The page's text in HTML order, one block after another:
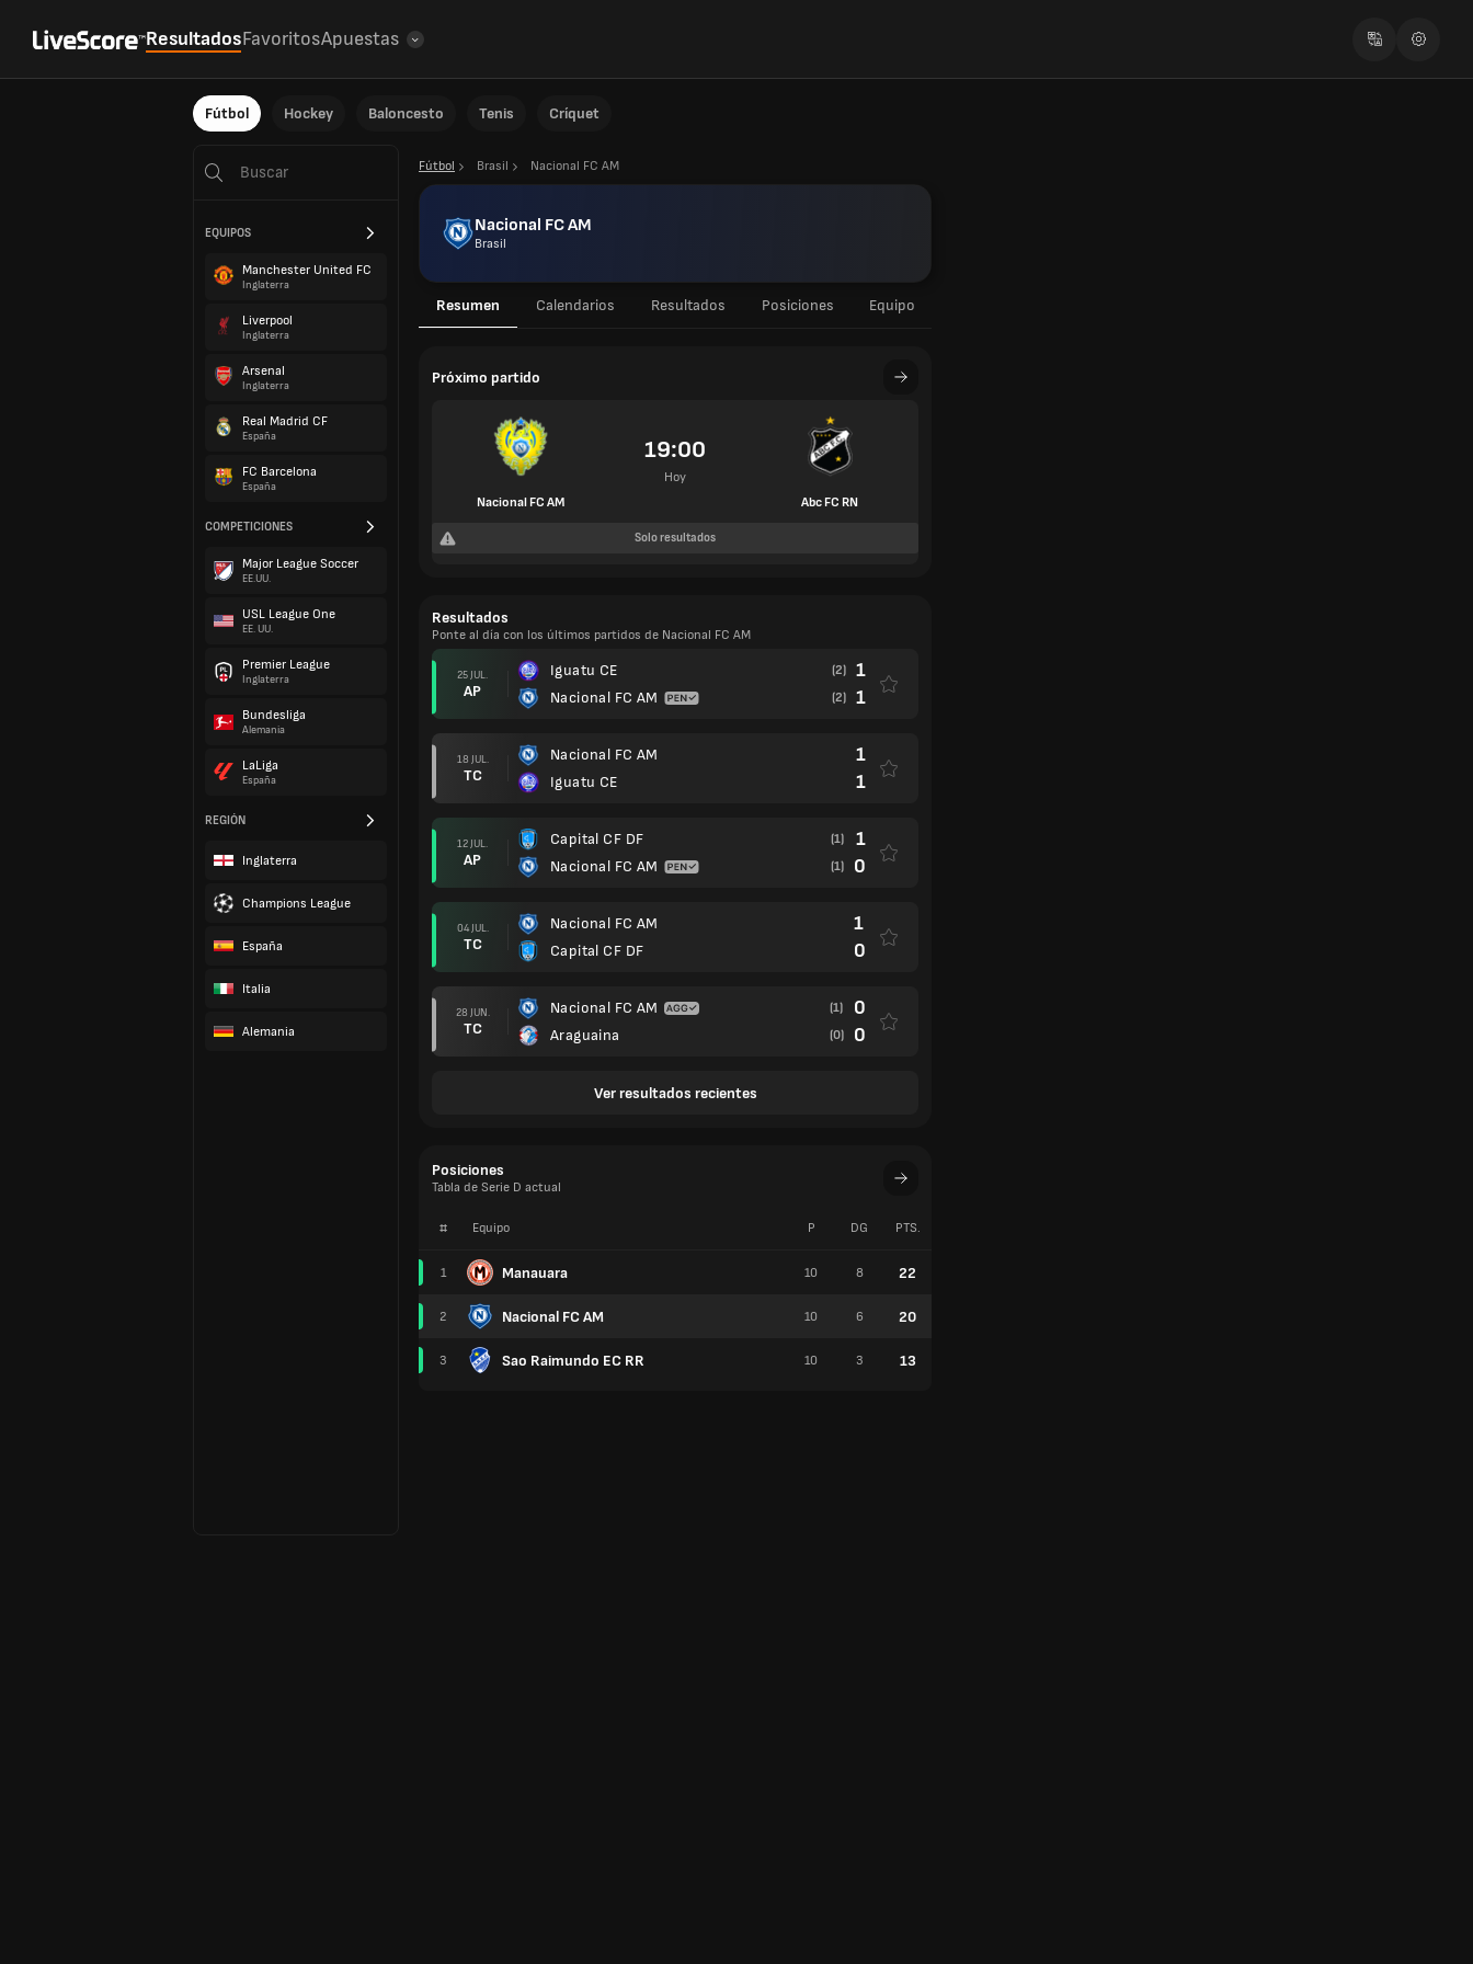
ResultadosFavoritosApuestas
Fútbol Hockey Baloncesto Tenis Críquet
EQUIPOS
Manchester United FC
Inglaterra
Liverpool
Inglaterra
Arsenal
Inglaterra
Real Madrid CF
España
FC Barcelona
España
COMPETICIONES
Major League Soccer
EE.UU.
USL League One
EE. UU.
Premier League
Inglaterra
Bundesliga
Alemania
LaLiga
España
REGIÓN
Inglaterra
Champions League
España
Italia
Alemania
Fútbol Brasil Nacional FC AM
Nacional FC AM
Brasil
Resumen Calendarios Resultados Posiciones Equipo
Próximo partido
Nacional FC AM
19:00
Hoy
Abc FC RN
Solo resultados
Resultados
Ponte al día con los últimos partidos de Nacional FC AM
25 JUL.
AP
Iguatu CE
Nacional FC AM
(2) 1
(2) 1
18 JUL.
TC
Nacional FC AM
Iguatu CE
1
1
12 JUL.
AP
Capital CF DF
Nacional FC AM
(1) 1
(1) 0
04 JUL.
TC
Nacional FC AM
Capital CF DF
1
0
28 JUN.
TC
Nacional FC AM
Araguaina
(1) 0
(0) 0
Ver resultados recientes
Posiciones
Tabla de Serie D actual
# Equipo
1 Manauara
2 Nacional FC AM
3 Sao Raimundo EC RR
P DG PTS.
10 8 22
10 6 20
10 3 13